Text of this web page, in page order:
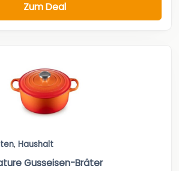
Zum Deal
, Haushalt
Gusseisen-Bräter